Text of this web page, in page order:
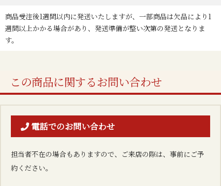
商品受注後1週間以内に発送いたしますが、一部商品は欠品により1
週間以上かかる場合があり、発送準備が整い次第の発送となりま
す。
この商品に関するお問い合わせ
電話でのお問い合わせ
担当者不在の場合もありますので、ご来店の際は、事前にご予
約ください。